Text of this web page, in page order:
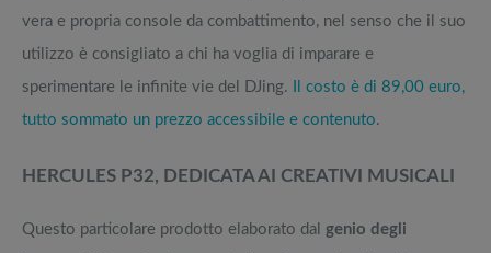
vera e propria console da combattimento, nel senso che il suo
utilizzo è consigliato a chi ha voglia di imparare e
sperimentare le infinite vie del DJing.
Il costo è di 89,00 euro,
tutto sommato un prezzo accessibile e contenuto.
HERCULES P32, DEDICATA AI CREATIVI MUSICALI
Questo particolare prodotto elaborato dal genio degli